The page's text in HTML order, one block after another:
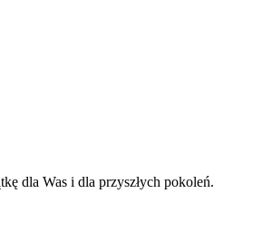
pamiątkę dla Was i dla przyszłych pokoleń.